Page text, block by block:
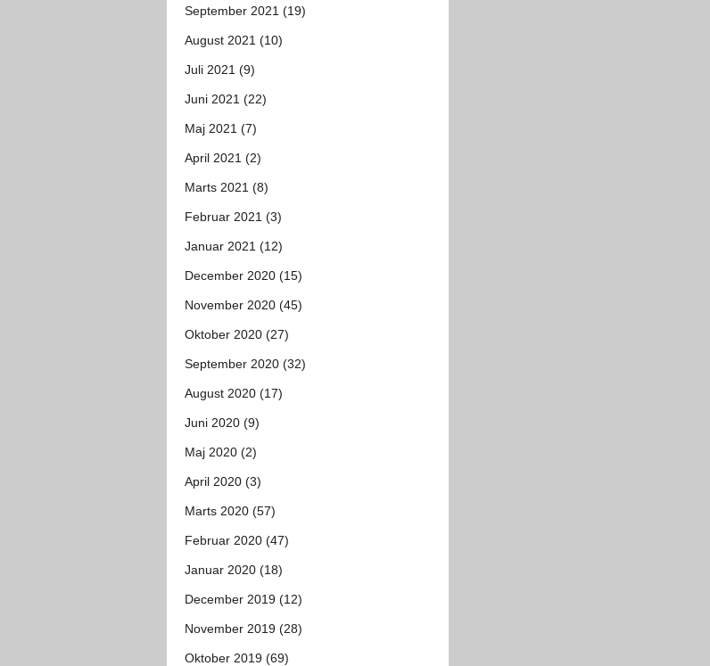
September 2021 (19)
August 2021 (10)
Juli 2021 (9)
Juni 2021 (22)
Maj 2021 (7)
April 2021 (2)
Marts 2021 (8)
Februar 2021 (3)
Januar 2021 (12)
December 2020 (15)
November 2020 (45)
Oktober 2020 (27)
September 2020 (32)
August 2020 (17)
Juni 2020 (9)
Maj 2020 (2)
April 2020 (3)
Marts 2020 (57)
Februar 2020 (47)
Januar 2020 (18)
December 2019 (12)
November 2019 (28)
Oktober 2019 (69)